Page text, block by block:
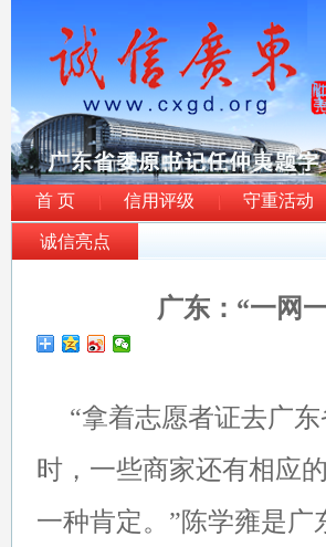
首 页 信用评级 守重活动
诚信亮点
广东：“一网
“拿着志愿者证去广东
时，一些商家还有相应
一种肯定。”陈学雍是